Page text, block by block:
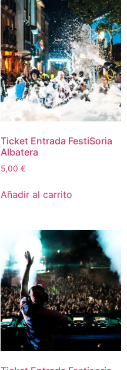
Ticket Entrada FestiSoria
Albatera
5,00 €
Añadir al carrito